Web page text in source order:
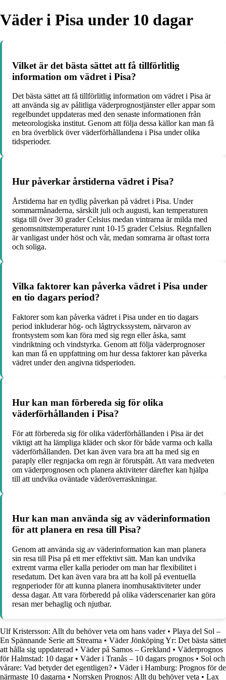
Väder i Pisa under 10 dagar
Vilket är det bästa sättet att få tillförlitlig
information om vädret i Pisa?
Det bästa sättet att få tillförlitlig information om vädret i Pisa är
att använda sig av pålitliga väderprognostjänster eller appar som
regelbundet uppdateras med den senaste informationen från
meteorologiska institut. Genom att följa dessa källor kan man få
en bra överblick över väderförhållandena i Pisa under olika
tidsperioder.
Hur påverkar årstiderna vädret i Pisa?
Årstiderna har en tydlig påverkan på vädret i Pisa. Under
sommarmånaderna, särskilt juli och augusti, kan temperaturen
stiga till över 30 grader Celsius medan vintrarna är milda med
genomsnittstemperaturer runt 10-15 grader Celsius. Regnfallen
är vanligast under höst och vår, medan somrarna är oftast torra
och soliga.
Vilka faktorer kan påverka vädret i Pisa under
en tio dagars period?
Faktorer som kan påverka vädret i Pisa under en tio dagars
period inkluderar hög- och lågtryckssystem, närvaron av
frontsystem som kan föra med sig regn eller åska, samt
vindriktning och vindstyrka. Genom att följa väderprognoser
kan man få en uppfattning om hur dessa faktorer kan påverka
vädret under den angivna tidsperioden.
Hur kan man förbereda sig för olika
väderförhållanden i Pisa?
För att förbereda sig för olika väderförhållanden i Pisa är det
viktigt att ha lämpliga kläder och skor för både varma och kalla
väderförhållanden. Det kan även vara bra att ha med sig en
paraply eller regnjacka om regn är förutspått. Att vara medveten
om väderprognosen och planera aktiviteter därefter kan hjälpa
till att undvika oväntade väderöverraskningar.
Hur kan man använda sig av väderinformation
för att planera en resa till Pisa?
Genom att använda sig av väderinformation kan man planera
sin resa till Pisa på ett mer effektivt sätt. Man kan undvika
extremt varma eller kalla perioder om man har flexibilitet i
resedatum. Det kan även vara bra att ha koll på eventuella
regnperioder för att kunna planera inomhusaktiviteter under
dessa dagar. Att vara förberedd på olika väderscenarier kan göra
resan mer behaglig och njutbar.
Ulf Kristersson: Allt du behöver veta om hans vader• Playa del Sol –
En Spännande Serie att Streama • Väder Jönköping Yr: Det bästa sättet
att hålla sig uppdaterad • Väder på Samos – Grekland • Väderprognos
för Halmstad: 10 dagar• Väder i Tranås – 10 dagars prognos • Sol och
vårare: Vad betyder det egentligen? • Väder i Hamburg: Prognos för de
närmaste 10 dagarna • Norrsken Prognos: Allt du behöver veta • Lax